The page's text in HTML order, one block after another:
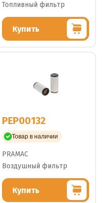
Топливный фильтр
Купить
PEP00132
Товар в наличии
PRAMAC
Воздушный фильтр
Купить